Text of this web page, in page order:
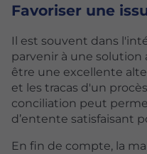
Favoriser une
Il est souvent dans
parvenir à une
être une excellente
et les tracas d'un
conciliation peut
d’entente satisfaisant
En fin de compte, la